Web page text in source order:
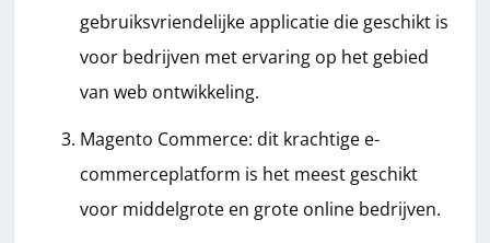
gebruiksvriendelijke applicatie die geschikt is
voor bedrijven met ervaring op het gebied
van web ontwikkeling.
Magento Commerce: dit krachtige e-
commerceplatform is het meest geschikt
voor middelgrote en grote online bedrijven.